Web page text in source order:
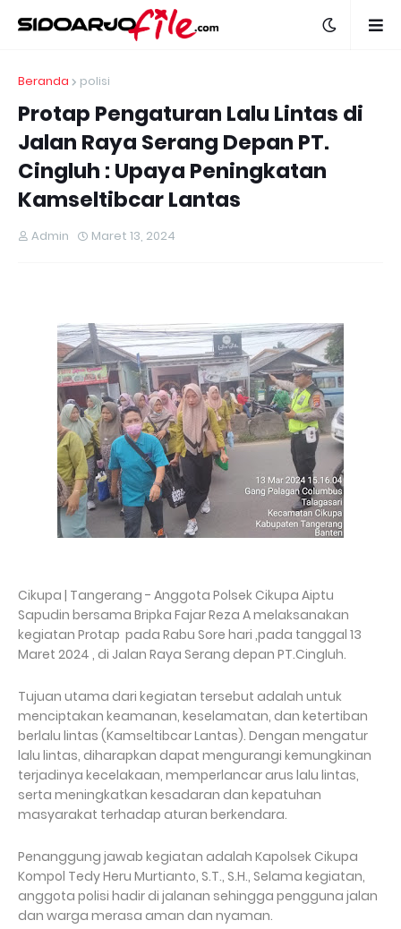
Beranda polisi
Protap Pengaturan Lalu Lintas di
Jalan Raya Serang Depan PT.
Cingluh : Upaya Peningkatan
Kamseltibcar Lantas
Admin Maret 13, 2024
Cikupa | Tangerang - Anggota Polsek Cikupa Aiptu
Sapudin bersama Bripka Fajar Reza A melaksanakan
kegiatan Protap pada Rabu Sore hari ,pada tanggal 13
Maret 2024 , di Jalan Raya Serang depan PT.Cingluh.
Tujuan utama dari kegiatan tersebut adalah untuk
menciptakan keamanan, keselamatan, dan ketertiban
berlalu lintas (Kamseltibcar Lantas). Dengan mengatur
lalu lintas, diharapkan dapat mengurangi kemungkinan
terjadinya kecelakaan, memperlancar arus lalu lintas,
serta meningkatkan kesadaran dan kepatuhan
masyarakat terhadap aturan berkendara.
Penanggung jawab kegiatan adalah Kapolsek Cikupa
Kompol Tedy Heru Murtianto, S.T., S.H., Selama kegiatan,
anggota polisi hadir di jalanan sehingga pengguna jalan
dan warga merasa aman dan nyaman.